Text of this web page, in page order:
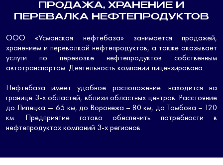
ПРОДАЖА, ХРАНЕНИЕ И
ПЕРЕВАЛКА НЕФТЕПРОДУКТОВ
ООО «Усманская нефтебаза» занимается продажей,
хранением и перевалкой нефтепродуктов, а также оказывает
услуги по перевозке нефтепродуктов собственным
автотранспортом. Деятельность компании лицензирована.
Нефтебаза имеет удобное расположение: находится на
границе 3-х областей, вблизи областных центров. Расстояние
до Липецка — 65 км, до Воронежа – 80 км, до Тамбова – 120
км. Предприятие готово обеспечить потребности в
нефтепродуктах компаний 3-х регионов.